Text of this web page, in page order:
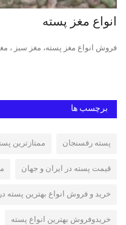
انواع مغز پسته
فروش انواع مغز پسته، مغز سبز ،
برچسب ها
پسته رفسنجان ممتازترین
قیمت پسته در ایران و جهان
خرید و فروش انواع بهترین پسته
خریدوفروش بهترین انواع پسته